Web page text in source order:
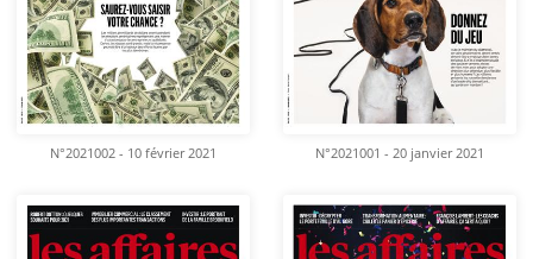
N°2021002 - 10 février 2021 N°2021001 - 20 janvier 2021